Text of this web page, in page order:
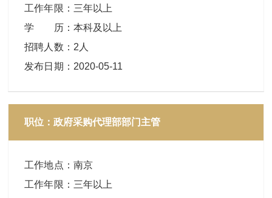
工作年限 ： 三年以上
学 历： 本科及以上
招聘人数 ： 2人
发布日期 ： 2020-05-11
职位：政府采购代理部部门主管
工作地点 ： 南京
工作年限 ： 三年以上